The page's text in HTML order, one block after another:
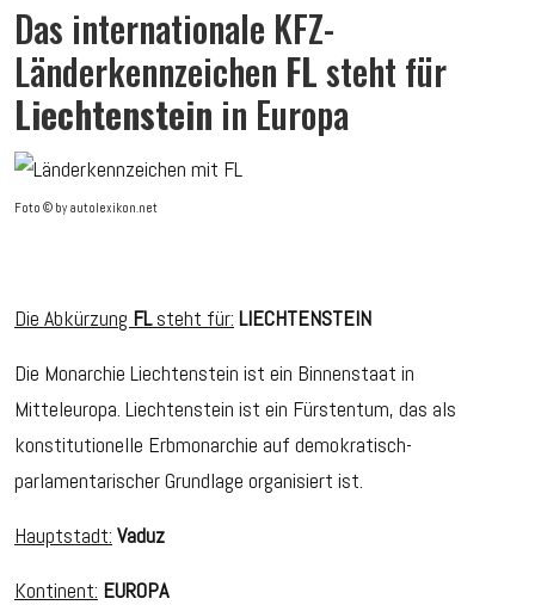
Das internationale KFZ-
Länderkennzeichen FLsteht für
Liechtenstein in Europa
Foto © by autolexikon.net
Die Abkürzung FLsteht für: LIECHTENSTEIN
Die Monarchie Liechtenstein ist ein Binnenstaat in
Mitteleuropa. Liechtenstein ist ein Fürstentum, das als
konstitutionelle Erbmonarchie auf demokratisch-
parlamentarischer Grundlage organisiert ist.
Hauptstadt: Vaduz
Kontinent: EUROPA